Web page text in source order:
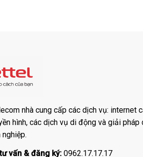
nhà cung cấp các dịch vụ: internet
hình, các dịch vụ di động và giải pháp
vấn & đăng ký: 0962.17.17.17